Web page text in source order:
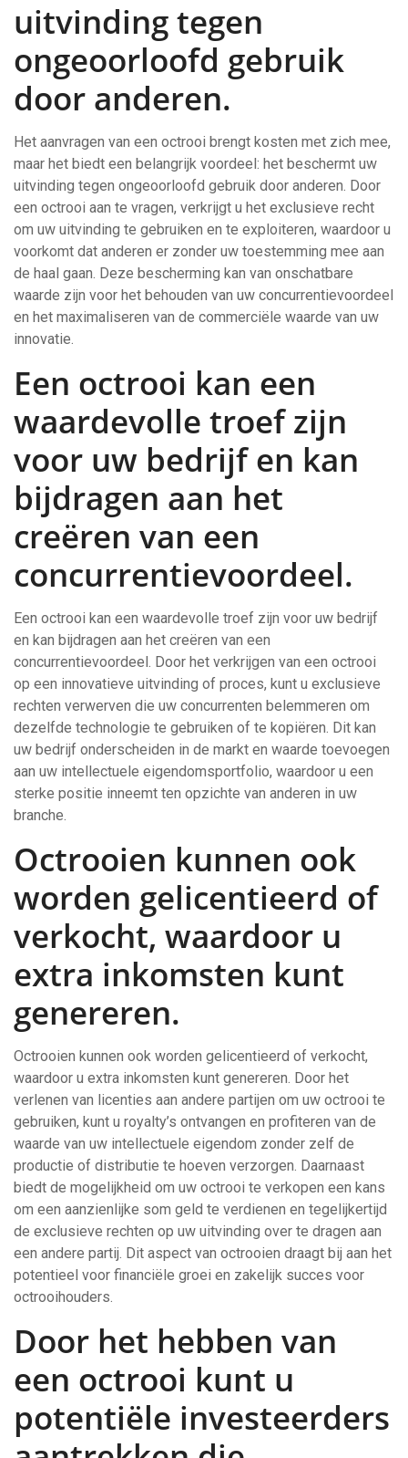
uitvinding tegen
ongeoorloofd gebruik
door anderen.
Het aanvragen van een octrooi brengt kosten met zich mee,
maar het biedt een belangrijk voordeel: het beschermt uw
uitvinding tegen ongeoorloofd gebruik door anderen. Door
een octrooi aan te vragen, verkrijgt u het exclusieve recht
om uw uitvinding te gebruiken en te exploiteren, waardoor u
voorkomt dat anderen er zonder uw toestemming mee aan
de haal gaan. Deze bescherming kan van onschatbare
waarde zijn voor het behouden van uw concurrentievoordeel
en het maximaliseren van de commerciële waarde van uw
innovatie.
Een octrooi kan een
waardevolle troef zijn
voor uw bedrijf en kan
bijdragen aan het
creëren van een
concurrentievoordeel.
Een octrooi kan een waardevolle troef zijn voor uw bedrijf
en kan bijdragen aan het creëren van een
concurrentievoordeel. Door het verkrijgen van een octrooi
op een innovatieve uitvinding of proces, kunt u exclusieve
rechten verwerven die uw concurrenten belemmeren om
dezelfde technologie te gebruiken of te kopiëren. Dit kan
uw bedrijf onderscheiden in de markt en waarde toevoegen
aan uw intellectuele eigendomsportfolio, waardoor u een
sterke positie inneemt ten opzichte van anderen in uw
branche.
Octrooien kunnen ook
worden gelicentieerd of
verkocht, waardoor u
extra inkomsten kunt
genereren.
Octrooien kunnen ook worden gelicentieerd of verkocht,
waardoor u extra inkomsten kunt genereren. Door het
verlenen van licenties aan andere partijen om uw octrooi te
gebruiken, kunt u royalty’s ontvangen en profiteren van de
waarde van uw intellectuele eigendom zonder zelf de
productie of distributie te hoeven verzorgen. Daarnaast
biedt de mogelijkheid om uw octrooi te verkopen een kans
om een aanzienlijke som geld te verdienen en tegelijkertijd
de exclusieve rechten op uw uitvinding over te dragen aan
een andere partij. Dit aspect van octrooien draagt bij aan het
potentieel voor financiële groei en zakelijk succes voor
octrooihouders.
Door het hebben van
een octrooi kunt u
potentiële investeerders